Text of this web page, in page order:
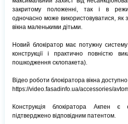
закритому положенні, так і в
одночасно може використовуватися, як
вікна маленькими дітьми.
Новий блокіратор має потужну
конструкції і практично повністю
пошкодження склопакета).
Відео роботи блокіратора вікна
https://video.fasadinfo.ua/accessories/
Конструкція блокіратора Акпен
підтверджено відповідним патентом.